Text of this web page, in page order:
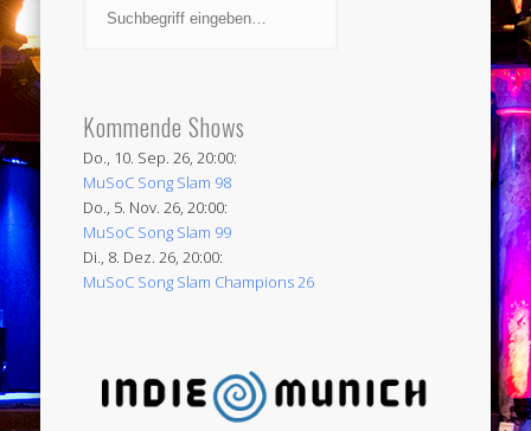
Kommende Shows
Do., 10. Sep. 26, 20:00:
MuSoC Song Slam 98
Do., 5. Nov. 26, 20:00:
MuSoC Song Slam 99
Di., 8. Dez. 26, 20:00:
MuSoC Song Slam Champions 26